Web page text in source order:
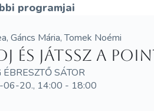
programjai
Gáncs Mária, Tomek Noémi
és játssz a
SÁTOR
06-20., 14:00 - 18:00